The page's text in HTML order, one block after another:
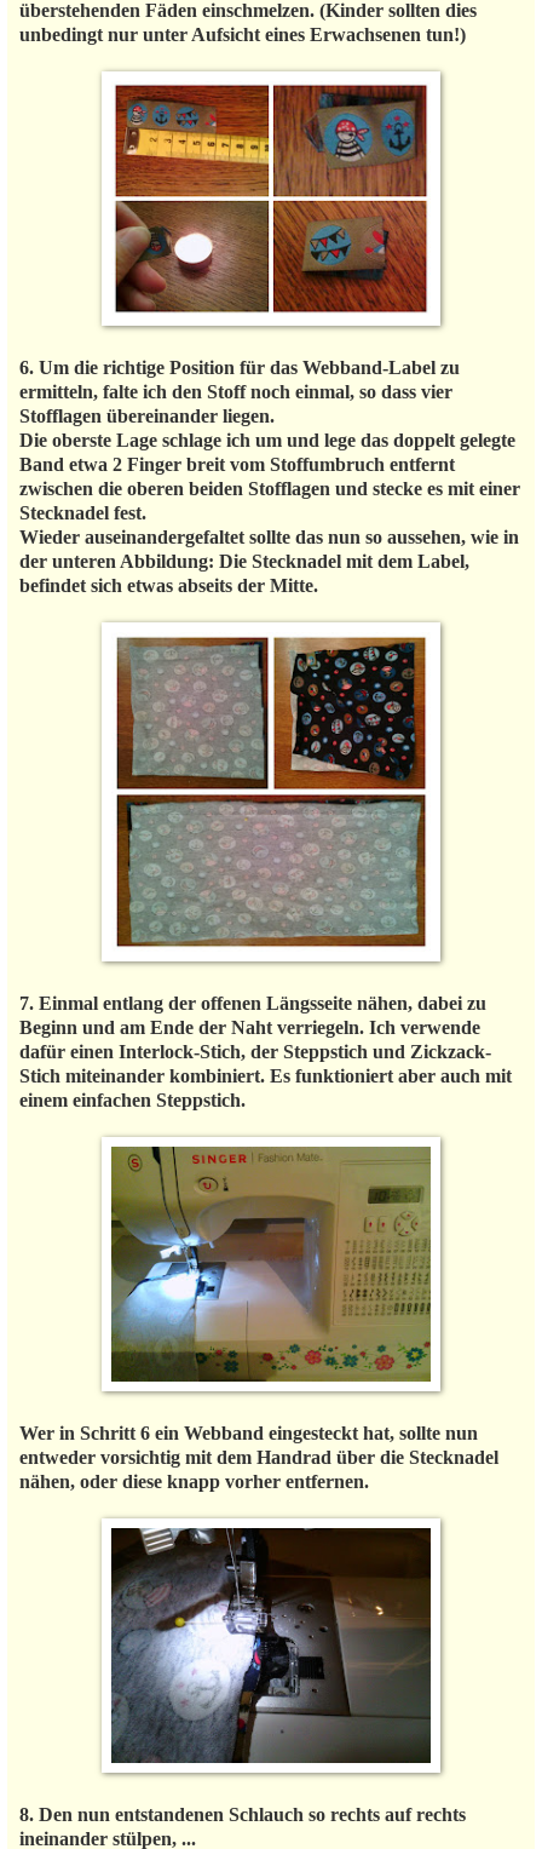
überstehenden Fäden einschmelzen. (Kinder sollten dies
unbedingt nur unter Aufsicht eines Erwachsenen tun!)
6. Um die richtige Position für das Webband-Label zu
ermitteln, falte ich den Stoff noch einmal, so dass vier
Stofflagen übereinander liegen.
Die oberste Lage schlage ich um und lege das doppelt gelegte
Band etwa 2 Finger breit vom Stoffumbruch entfernt
zwischen die oberen beiden Stofflagen und stecke es mit einer
Stecknadel fest.
Wieder auseinandergefaltet sollte das nun so aussehen, wie in
der unteren Abbildung: Die Stecknadel mit dem Label,
befindet sich etwas abseits der Mitte.
7. Einmal entlang der offenen Längsseite nähen, dabei zu
Beginn und am Ende der Naht verriegeln. Ich verwende
dafür einen Interlock-Stich, der Steppstich und Zickzack-
Stich miteinander kombiniert. Es funktioniert aber auch mit
einem einfachen Steppstich.
Wer in Schritt 6 ein Webband eingesteckt hat, sollte nun
entweder vorsichtig mit dem Handrad über die Stecknadel
nähen, oder diese knapp vorher entfernen.
8. Den nun entstandenen Schlauch so rechts auf rechts
ineinander stülpen, ...